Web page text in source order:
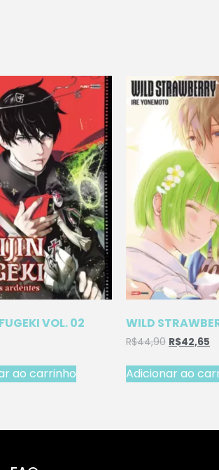
VOL. 02
ao carrinho
WILD
R$44,90 R$42,65
Adicionar ao